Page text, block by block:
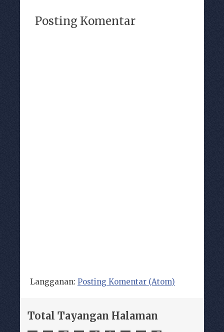
Posting Komentar
Langganan: Posting Komentar (Atom)
Total Tayangan Halaman